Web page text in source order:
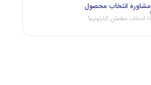
مشاوره انتخاب محصول
تا انتخاب مطمئن کنارتونیم!